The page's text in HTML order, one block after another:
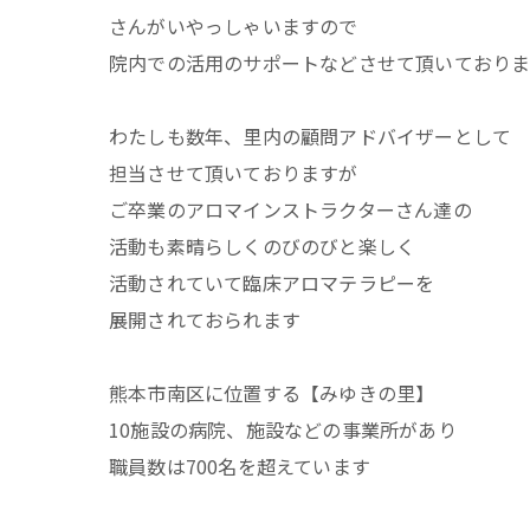
さんがいやっしゃいますので
院内での活用のサポートなどさせて頂いており
わたしも数年、里内の顧問アドバイザーとして
担当させて頂いておりますが
ご卒業のアロマインストラクターさん達の
活動も素晴らしくのびのびと楽しく
活動されていて臨床アロマテラピーを
展開されておられます
熊本市南区に位置する【みゆきの里】
10施設の病院、施設などの事業所があり
職員数は700名を超えています